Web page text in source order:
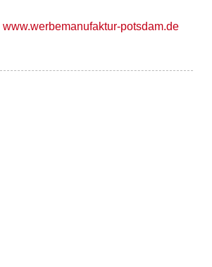
www.werbemanufaktur-potsdam.de